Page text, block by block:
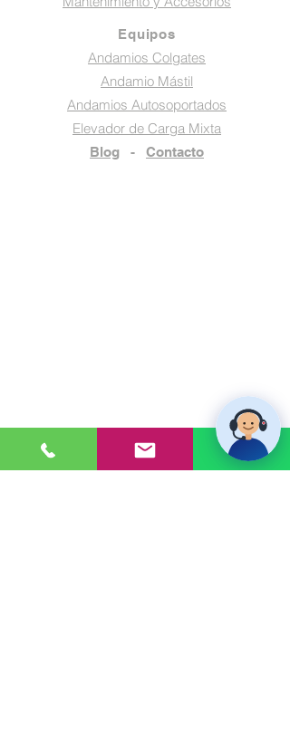
Equipos
Andamios Colgates
Andamio Mástil
Andamios Autosoportados
Elevador de Carga Mixta
Blog - Contacto